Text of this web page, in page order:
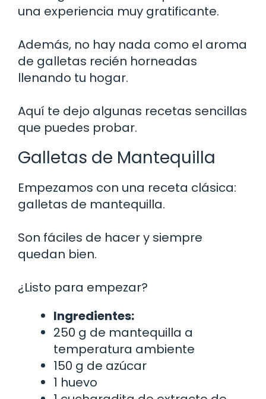
una experiencia muy gratificante.
Además, no hay nada como el aroma
de galletas recién horneadas
llenando tu hogar.
Aquí te dejo algunas recetas sencillas
que puedes probar.
Galletas de Mantequilla
Empezamos con una receta clásica:
galletas de mantequilla.
Son fáciles de hacer y siempre
quedan bien.
¿Listo para empezar?
Ingredientes:
250 g de mantequilla a
temperatura ambiente
150 g de azúcar
1 huevo